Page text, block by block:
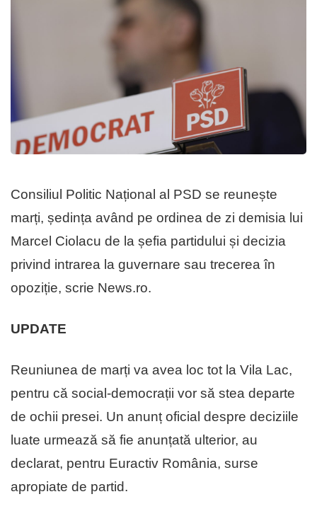
Consiliul Politic Național al PSD se reunește
marți, ședința având pe ordinea de zi demisia lui
Marcel Ciolacu de la șefia partidului și decizia
privind intrarea la guvernare sau trecerea în
opoziție, scrie News.ro.
UPDATE
Reuniunea de marți va avea loc tot la Vila Lac,
pentru că social-democrații vor să stea departe
de ochii presei. Un anunț oficial despre deciziile
luate urmează să fie anunțată ulterior, au
declarat, pentru Euractiv România, surse
apropiate de partid.